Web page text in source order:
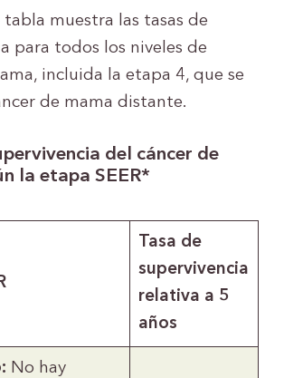
tabla muestra las tasas de
para todos los niveles de
incluida la etapa 4, que se
de mama distante.
del cáncer de
la etapa SEER*
Tasa de
supervivencia
relativa a 5
años
No hay